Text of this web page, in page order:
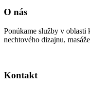
O nás
Ponúkame služby v oblasti
nechtového dizajnu,
Kontakt